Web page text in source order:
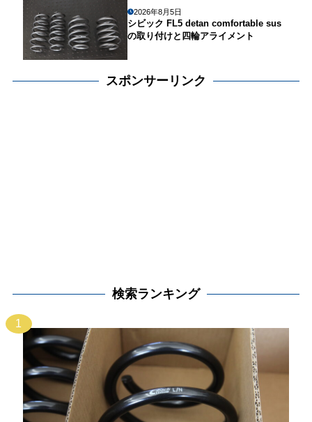
2026年8月5日
シビック FL5 detan comfortable sus
の取り付けと四輪アライメント
スポンサーリンク
検索ランキング
1